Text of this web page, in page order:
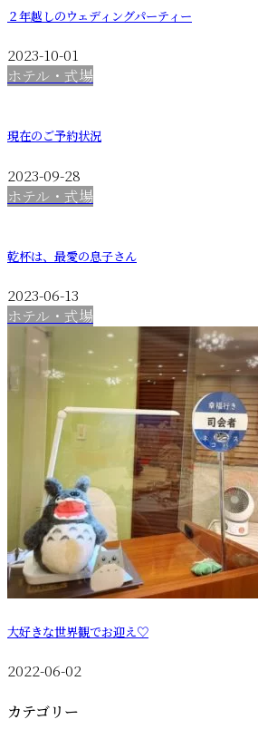
２年越しのウェディングパーティー
2023-10-01
ホテル・式場
現在のご予約状況
2023-09-28
ホテル・式場
乾杯は、最愛の息子さん
2023-06-13
ホテル・式場
大好きな世界観でお迎え♡
2022-06-02
カテゴリー